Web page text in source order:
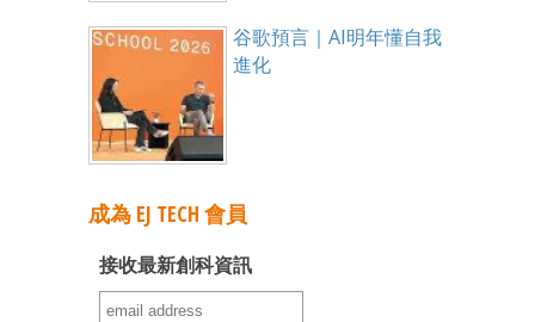
谷歌預言｜AI明年懂自我
進化
成為 EJ TECH 會員
接收最新創科資訊